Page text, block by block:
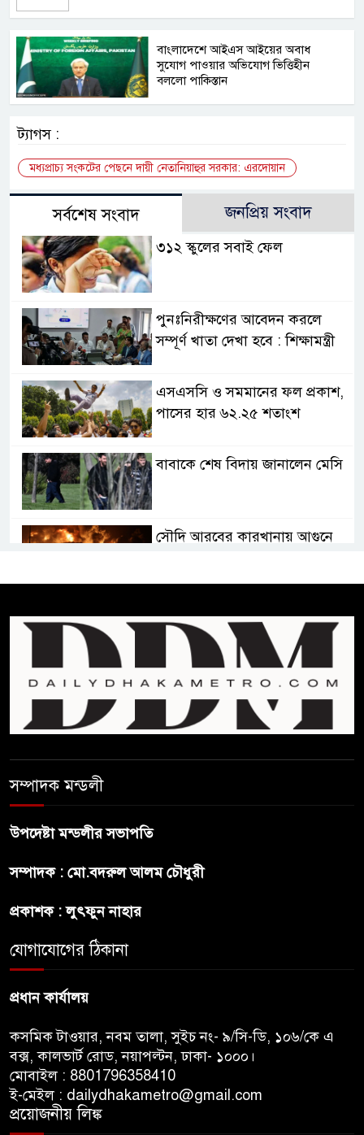
বাংলাদেশে আইএস আইয়ের অবাধ
সুযোগ পাওয়ার অভিযোগ ভিত্তিহীন
বললো পাকিস্তান
ট্যাগস :
মধ্যপ্রাচ্য সংকটের পেছনে দায়ী নেতানিয়াহুর সরকার: এরদোয়ান
সর্বশেষ সংবাদ জনপ্রিয় সংবাদ
৩১২ স্কুলের সবাই ফেল
পুনঃনিরীক্ষণের আবেদন করলে
সম্পূর্ণ খাতা দেখা হবে : শিক্ষামন্ত্রী
এসএসসি ও সমমানের ফল প্রকাশ,
পাসের হার ৬২.২৫ শতাংশ
বাবাকে শেষ বিদায় জানালেন মেসি
সৌদি আরবের কারখানায় আগুনে
মোকাবেলা
প্রেসিডেন্ট নির্বাচনে মির্জা ফখরুলকে
বেঁচে নিলো বিএনপি
সম্পাদক মন্ডলী
উপদেষ্টা মন্ডলীর সভাপতি
সম্পাদক : মো.বদরুল আলম চৌধুরী
প্রকাশক : লুৎফুন নাহার
যোগাযোগের ঠিকানা
প্রধান কার্যালয়
কসমিক টাওয়ার, নবম তালা, সুইচ নং- ৯/সি-ডি, ১০৬/কে এ
বক্স, কালভার্ট রোড, নয়াপল্টন, ঢাকা- ১০০০।
মোবাইল : 8801796358410
ই-মেইল : dailydhakametro@gmail.com
প্রয়োজনীয় লিঙ্ক